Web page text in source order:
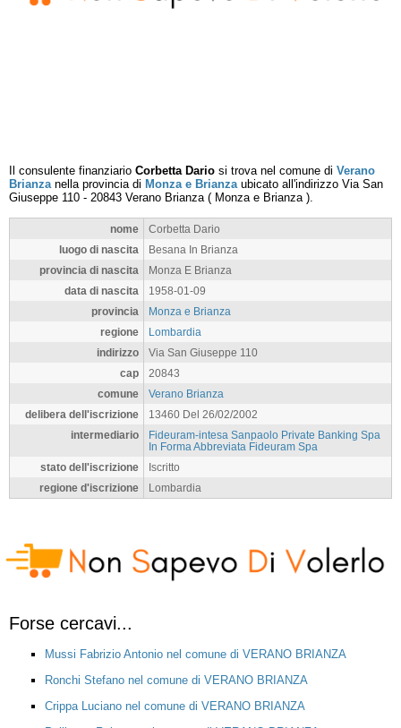
Il consulente finanziario Corbetta Dario si trova nel comune di Verano
Brianzanella provincia di Monza e Brianzaubicato all'indirizzo Via San
Giuseppe 110 - 20843 Verano Brianza( Monza e Brianza).
nome
Corbetta Dario
luogo di nascita
Besana In Brianza
provincia di nascita
Monza E Brianza
data di nascita
1958-01-09
provincia
Monza e Brianza
regione
Lombardia
indirizzo
Via San Giuseppe 110
cap
20843
comune
Verano Brianza
delibera dell'iscrizione
13460 Del 26/02/2002
intermediario
Fideuram-intesa Sanpaolo Private Banking Spa
In Forma Abbreviata Fideuram Spa
stato dell'iscrizione
Iscritto
regione d'iscrizione
Lombardia
Forse cercavi...
Mussi Fabrizio Antonio nel comune di VERANO BRIANZA
Ronchi Stefano nel comune di VERANO BRIANZA
Crippa Luciano nel comune di VERANO BRIANZA